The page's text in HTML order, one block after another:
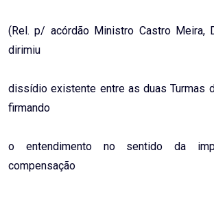
(Rel. p/ acórdão Ministro Castro Meira,
dirimiu
dissídio existente entre as duas Turmas
firmando
o entendimento no sentido da
compensação